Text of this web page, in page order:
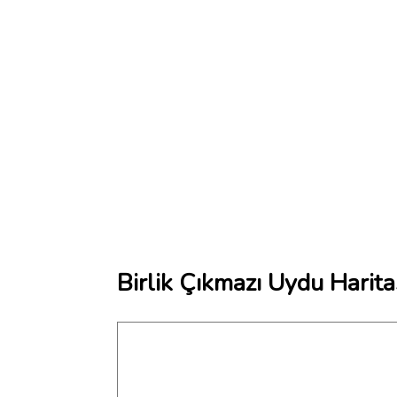
Birlik Çıkmazı Uydu